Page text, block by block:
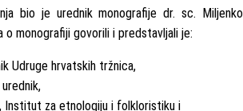
bio je urednik monografije dr. sc. Miljenko
o monografiji govorili i predstavljali je:
Udruge hrvatskih tržnica,
Institut za etnologiju i folkloristiku i